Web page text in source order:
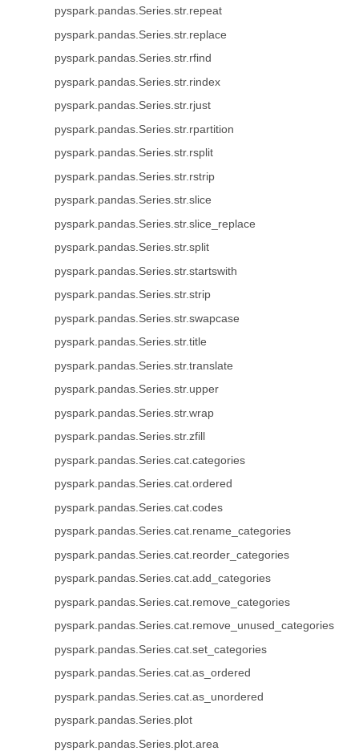
pyspark.pandas.Series.str.repeat
pyspark.pandas.Series.str.replace
pyspark.pandas.Series.str.rfind
pyspark.pandas.Series.str.rindex
pyspark.pandas.Series.str.rjust
pyspark.pandas.Series.str.rpartition
pyspark.pandas.Series.str.rsplit
pyspark.pandas.Series.str.rstrip
pyspark.pandas.Series.str.slice
pyspark.pandas.Series.str.slice_replace
pyspark.pandas.Series.str.split
pyspark.pandas.Series.str.startswith
pyspark.pandas.Series.str.strip
pyspark.pandas.Series.str.swapcase
pyspark.pandas.Series.str.title
pyspark.pandas.Series.str.translate
pyspark.pandas.Series.str.upper
pyspark.pandas.Series.str.wrap
pyspark.pandas.Series.str.zfill
pyspark.pandas.Series.cat.categories
pyspark.pandas.Series.cat.ordered
pyspark.pandas.Series.cat.codes
pyspark.pandas.Series.cat.rename_categories
pyspark.pandas.Series.cat.reorder_categories
pyspark.pandas.Series.cat.add_categories
pyspark.pandas.Series.cat.remove_categories
pyspark.pandas.Series.cat.remove_unused_categories
pyspark.pandas.Series.cat.set_categories
pyspark.pandas.Series.cat.as_ordered
pyspark.pandas.Series.cat.as_unordered
pyspark.pandas.Series.plot
pyspark.pandas.Series.plot.area